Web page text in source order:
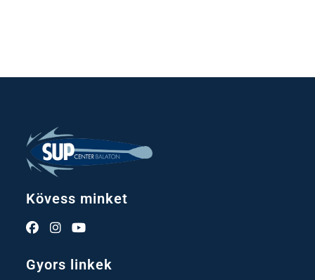
Kövess minket
in
a
a
in
a
Gyors linkek